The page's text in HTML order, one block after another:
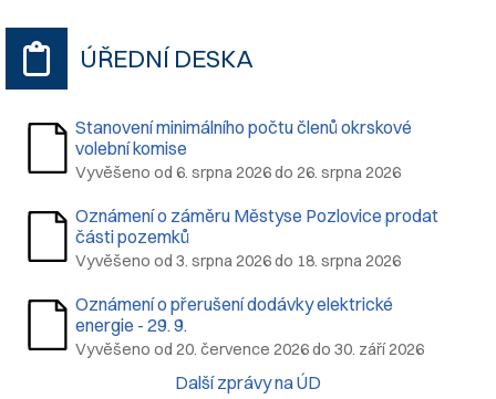
ÚŘEDNÍ DESKA
Stanovení minimálního počtu členů okrskové
volební komise
Vyvěšeno od 6. srpna 2026 do 26. srpna 2026
Oznámení o záměru Městyse Pozlovice prodat
části pozemků
Vyvěšeno od 3. srpna 2026 do 18. srpna 2026
Oznámení o přerušení dodávky elektrické
energie - 29. 9.
Vyvěšeno od 20. července 2026 do 30. září 2026
Další zprávy na ÚD